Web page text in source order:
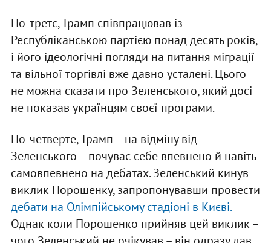
По-третє, Трамп співпрацював із
Республіканською партією понад десять років,
і його ідеологічні погляди на питання міграції
та вільної торгівлі вже давно усталені. Цього
не можна сказати про Зеленського, який досі
не показав українцям своєї програми.
По-четверте, Трамп – на відміну від
Зеленського – почуває себе впевнено й навіть
самовпевнено на дебатах. Зеленський кинув
виклик Порошенку, запропонувавши провести
дебати на Олімпійському стадіоні в Києві.
Однак коли Порошенко прийняв цей виклик –